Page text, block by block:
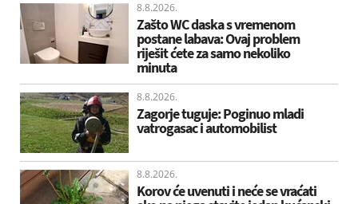
8.8.2026.
Zašto WC daska s vremenom
postane labava: Ovaj problem
riješit ćete za samo nekoliko
minuta
8.8.2026.
Zagorje tuguje: Poginuo mladi
vatrogasac i automobilist
8.8.2026.
Korov će uvenuti i neće se vraćati